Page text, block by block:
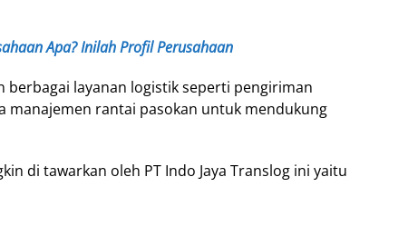
Apa? Inilah Profil Perusahaan
berbagai layanan logistik seperti pengiriman
manajemen rantai pasokan untuk mendukung
di tawarkan oleh PT Indo Jaya Translog ini yaitu